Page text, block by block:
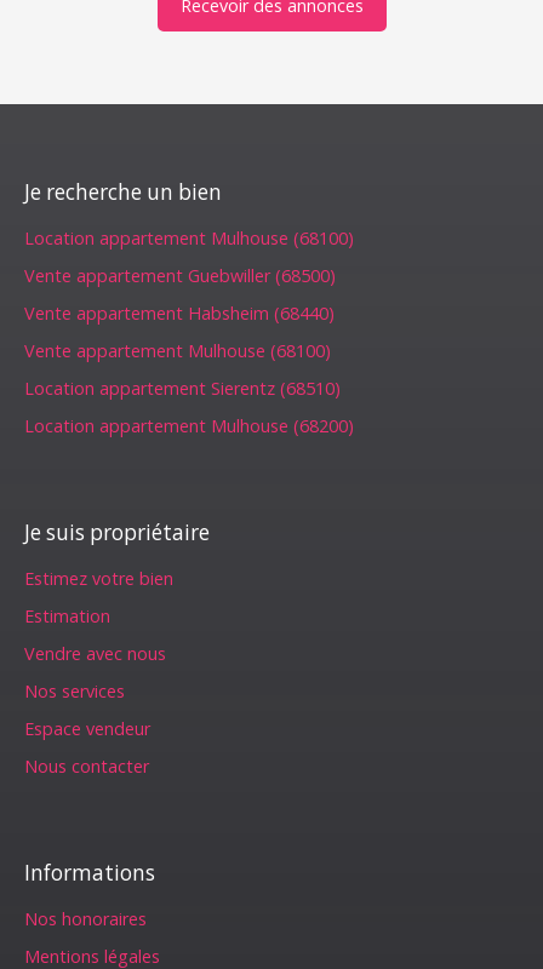
Recevoir des annonces
Je recherche un bien
Location appartement Mulhouse (68100)
Vente appartement Guebwiller (68500)
Vente appartement Habsheim (68440)
Vente appartement Mulhouse (68100)
Location appartement Sierentz (68510)
Location appartement Mulhouse (68200)
Je suis propriétaire
Estimez votre bien
Estimation
Vendre avec nous
Nos services
Espace vendeur
Nous contacter
Informations
Nos honoraires
Mentions légales